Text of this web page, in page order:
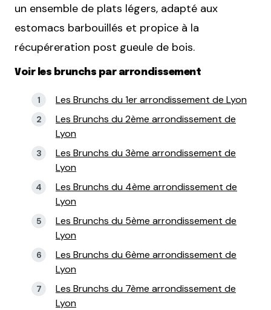
un ensemble de plats légers, adapté aux
estomacs barbouillés et propice à la
récupéreration post gueule de bois.
Voir les brunchs par arrondissement
Les Brunchs du 1er arrondissement de Lyon
Les Brunchs du 2ème arrondissement de
Lyon
Les Brunchs du 3ème arrondissement de
Lyon
Les Brunchs du 4ème arrondissement de
Lyon
Les Brunchs du 5ème arrondissement de
Lyon
Les Brunchs du 6ème arrondissement de
Lyon
Les Brunchs du 7ème arrondissement de
Lyon